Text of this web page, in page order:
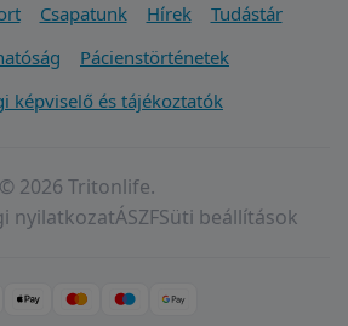
Csapatunk Hírek
Tudástár
Pácienstörténetek
képviselő és tájékoztatók
© 2026 Tritonlife.
nyilatkozatÁSZFSüti beállítások